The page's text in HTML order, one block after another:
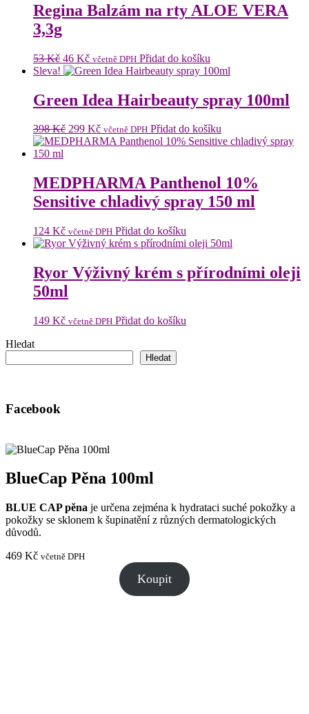
Regina Balzám na rty ALOE VERA
3,3g
53Kč Původní
cena
53 Kč.
46 KčAktuální
cena
46 Kč.
včetně DPH Přidat do košíku
Sleva!
Green Idea Hairbeauty spray 100ml
398Kč Původní
cena
299 KčAktuální
cena
včetně DPH Přidat do košíku
MEDPHARMA Panthenol 10%
Sensitive chladivý spray 150 ml
124 Kč včetně DPH Přidat do košíku
Ryor Výživný krém s přírodními oleji
50ml
149 Kč včetně DPH Přidat do košíku
Hledat
Hledat
Facebook
BlueCap Pěna 100ml
BLUE CAP pěna je určena zejména k hydrataci suché pokožky a
pokožky se sklonem k šupinatění z různých dermatologických
důvodů.
469 Kč včetně DPH
Koupit